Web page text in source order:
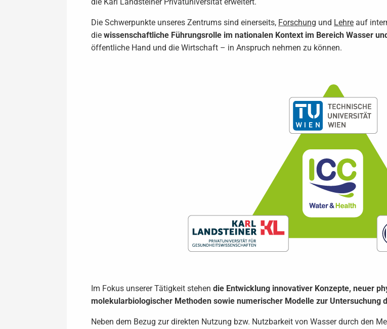
die Karl Landsteiner Privatuniversität erweitert.
Die Schwerpunkte unseres Zentrums sind einerseits, Forschung und Lehre auf
die wissenschaftliche Führungsrolle im nationalen Kontext im Bereich Wasser
öffentliche Hand und die Wirtschaft – in Anspruch nehmen zu können.
Im Fokus unserer Tätigkeit stehen die Entwicklung innovativer Konzepte, neuer
molekularbiologischer Methoden sowie numerischer Modelle zur Untersuchung
Neben dem Bezug zur direkten Nutzung bzw. Nutzbarkeit von Wasser durch den